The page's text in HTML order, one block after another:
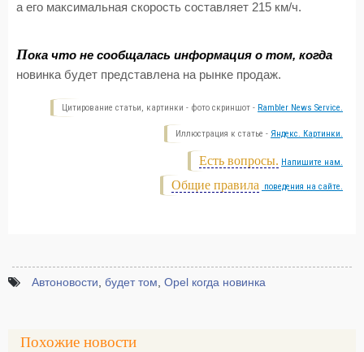
а его максимальная скорость составляет 215 км/ч.
Пока что не сообщалась информация о том, когда
новинка будет представлена на рынке продаж.
Цитирование статьи, картинки - фото скриншот - Rambler News Service.
Иллюстрация к статье - Яндекс. Картинки.
Есть вопросы. Напишите нам.
Общие правила поведения на сайте.
Автоновости будет том Opel когда новинка
Похожие новости